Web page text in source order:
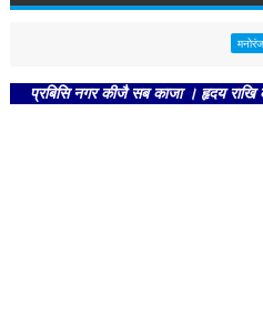
नगर कीजै सब काजा । हृदय राखि